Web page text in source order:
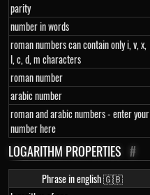
parity
number in words
roman numbers can contain only i, v, x,
l, c, d, m characters
roman number
arabic number
roman and arabic numbers - enter your
number here
LOGARITHM PROPERTIES #
Phrase in english 🇬🇧